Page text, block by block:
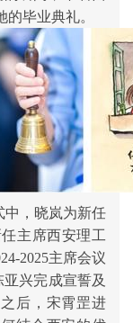
毕业典礼。
中，晓岚为新任
主席西安理工
24-2025主席会议
亚兴完成宣誓及
后， 宋霄罡进